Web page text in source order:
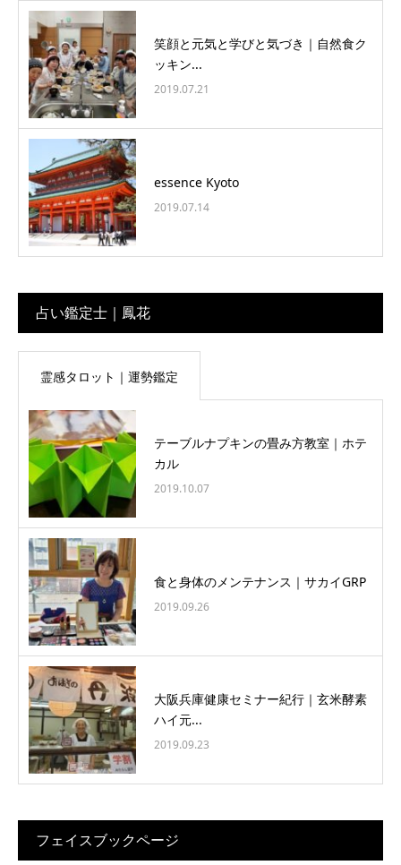
笑顔と元気と学びと気づき｜自然食ク
ッキン...
2019.07.21
essence Kyoto
2019.07.14
占い鑑定士｜鳳花
霊感タロット｜運勢鑑定
テーブルナプキンの畳み方教室｜ホテ
カル
2019.10.07
食と身体のメンテナンス｜サカイGRP
2019.09.26
大阪兵庫健康セミナー紀行｜玄米酵素
ハイ元...
2019.09.23
フェイスブックページ